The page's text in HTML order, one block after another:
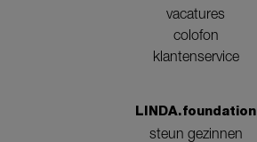
vacatures
colofon
klantenservice
LINDA.foundation
steun gezinnen